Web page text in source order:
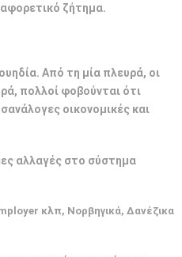
ζήτημα.
Από τη μία πλευρά, οι
πολλοί φοβούνται ότι
οικονομικές και
αλλαγές στο σύστημα
κλπ, Νορβηγικά, Δανέζικα